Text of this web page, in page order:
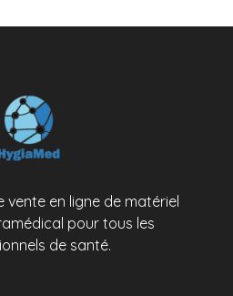
vente en ligne de matériel
pour tous les
de santé.